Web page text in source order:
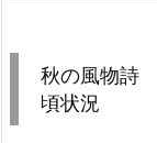
秋の風物詩
頃状況